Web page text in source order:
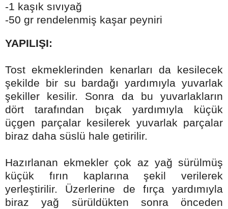
-1 kaşık sıvıyağ
-50 gr rendelenmiş kaşar peyniri
YAPILIŞI:
Tost ekmeklerinden kenarları da kesilecek
şekilde bir su bardağı yardımıyla yuvarlak
şekiller kesilir. Sonra da bu yuvarlakların
dört tarafından bıçak yardımıyla küçük
üçgen parçalar kesilerek yuvarlak parçalar
biraz daha süslü hale getirilir.
Hazırlanan ekmekler çok az yağ sürülmüş
küçük fırın kaplarına şekil verilerek
yerleştirilir. Üzerlerine de fırça yardımıyla
biraz yağ sürüldükten sonra önceden